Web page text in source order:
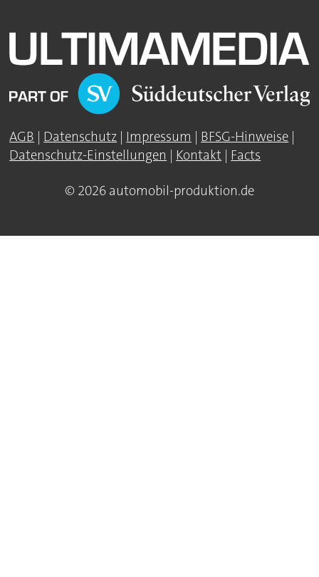
AGB | Datenschutz | Impressum | BFSG-Hinweise |
Datenschutz-Einstellungen | Kontakt | Facts
© 2026 automobil-produktion.de